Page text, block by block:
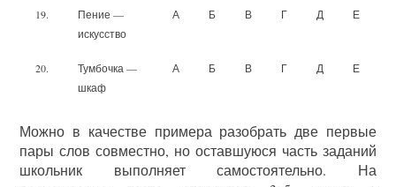
19.
Пение —
искусство
А Б В Г Д Е
20.
Тумбочка —
шкаф
А Б В Г Д Е
Можно в качестве примера разобрать две первые
пары слов совместно, но оставшуюся часть заданий
школьник выполняет самостоятельно. На